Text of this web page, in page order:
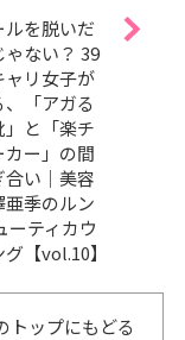
ルを脱いだ
ゃない？ 39
ャリ女子が
「アガる
」と「楽チ
カー」の間
合い｜美容
亜季のルン
ーティカウ
【vol.10】
今日
トップにもどる